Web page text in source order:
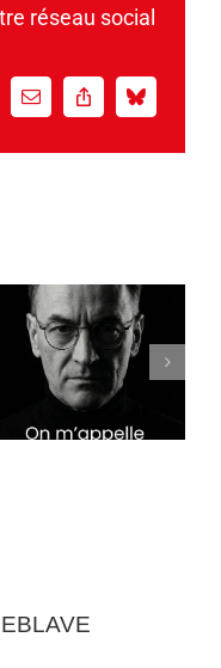
réseau social
Email
Copy
Link
Bluesky